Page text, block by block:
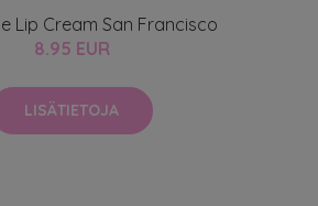
Lip Cream San Francisco
8.95 EUR
LISÄTIETOJA